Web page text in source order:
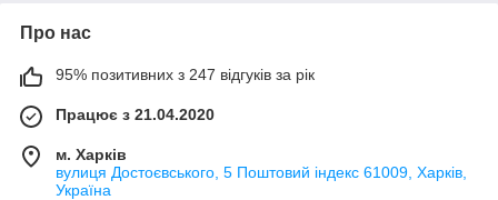
Про нас
95% позитивних з 247 відгуків за рік
Працює з 21.04.2020
м. Харків
вулиця Достоєвського, 5 Поштовий індекс 61009, Харків,
Україна